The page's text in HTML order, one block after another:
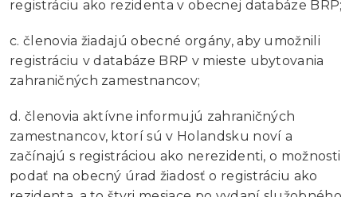
registráciu ako rezidenta v obecnej databáze BRP;
c. členovia žiadajú obecné orgány, aby umožnili
registráciu v databáze BRP v mieste ubytovania
zahraničných zamestnancov;
d. členovia aktívne informujú zahraničných
zamestnancov, ktorí sú v Holandsku noví a
začínajú s registráciou ako nerezidenti, o možnosti
podať na obecný úrad žiadosť o registráciu ako